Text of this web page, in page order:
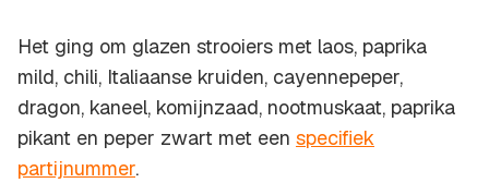
Het ging om glazen strooiers met laos, paprika
mild, chili, Italiaanse kruiden, cayennepeper,
dragon, kaneel, komijnzaad, nootmuskaat, paprika
pikant en peper zwart met een specifiek
partijnummer.